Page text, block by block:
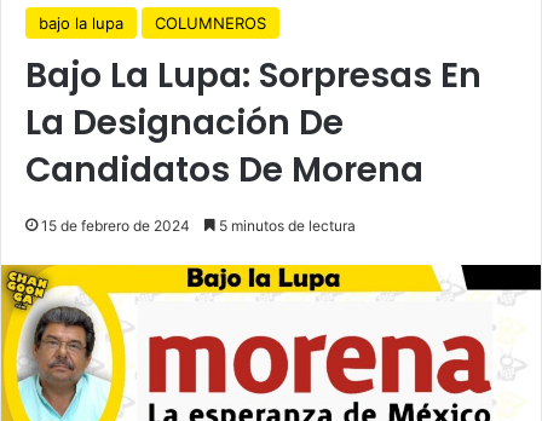
bajo la lupa COLUMNEROS
Bajo La Lupa: Sorpresas En
La Designación De
Candidatos De Morena
15 de febrero de 2024 5 minutos de lectura